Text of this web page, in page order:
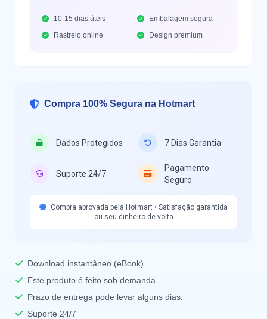
10-15 dias úteis
Embalagem segura
Rastreio online
Design premium
Compra 100% Segura na Hotmart
Dados Protegidos 7 Dias Garantia
Suporte 24/7
Pagamento
Seguro
Compra aprovada pela Hotmart • Satisfação garantida
ou seu dinheiro de volta
Download instantâneo (eBook)
Este produto é feito sob demanda
Prazo de entrega pode levar alguns dias.
Suporte 24/7